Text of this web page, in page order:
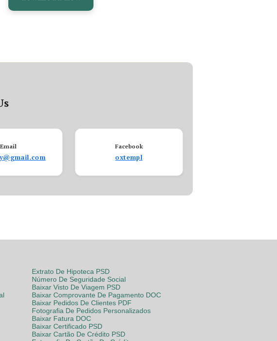
Email Facebook
oxtempl
Extrato De Hipoteca PSD
Número De Seguridade Social
Baixar Visto De Viagem PSD
Baixar Comprovante De Pagamento DOC
Baixar Pedidos De Clientes PDF
Fotografia De Pedidos Personalizados
Baixar Fatura DOC
Baixar Certificado PSD
Baixar Cartão De Crédito PSD